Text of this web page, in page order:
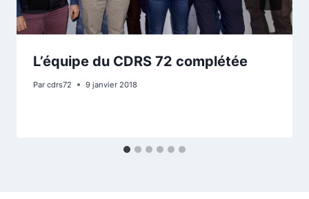
L’équipe du CDRS 72 complétée
Par cdrs72 9 janvier 2018